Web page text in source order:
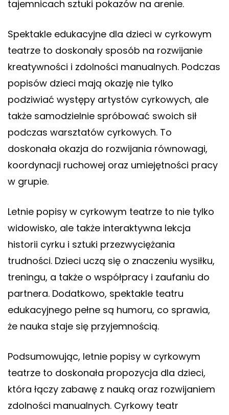
tajemnicach sztuki pokazów na arenie.
Spektakle edukacyjne dla dzieci w cyrkowym
teatrze to doskonały sposób na rozwijanie
kreatywności i zdolności manualnych. Podczas
popisów dzieci mają okazję nie tylko
podziwiać występy artystów cyrkowych, ale
także samodzielnie spróbować swoich sił
podczas warsztatów cyrkowych. To
doskonała okazja do rozwijania równowagi,
koordynacji ruchowej oraz umiejętności pracy
w grupie.
Letnie popisy w cyrkowym teatrze to nie tylko
widowisko, ale także interaktywna lekcja
historii cyrku i sztuki przezwyciężania
trudności. Dzieci uczą się o znaczeniu wysiłku,
treningu, a także o współpracy i zaufaniu do
partnera. Dodatkowo, spektakle teatru
edukacyjnego pełne są humoru, co sprawia,
że nauka staje się przyjemnością.
Podsumowując, letnie popisy w cyrkowym
teatrze to doskonała propozycja dla dzieci,
która łączy zabawę z nauką oraz rozwijaniem
zdolności manualnych. Cyrkowy teatr